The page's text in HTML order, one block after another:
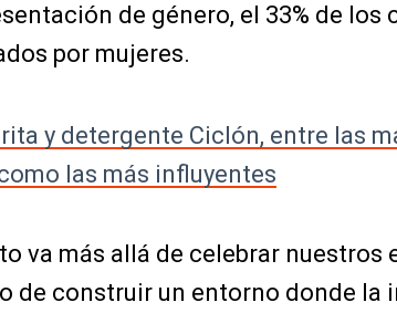
de género, el 33% de los
por mujeres.
y detergente Ciclón, entre las
las más influyentes
va más allá de celebrar nuestros
de construir un entorno donde la